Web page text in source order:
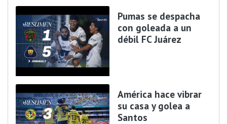
Pumas se despacha
con goleada a un
débil FC Juárez
América hace vibrar
su casa y golea a
Santos